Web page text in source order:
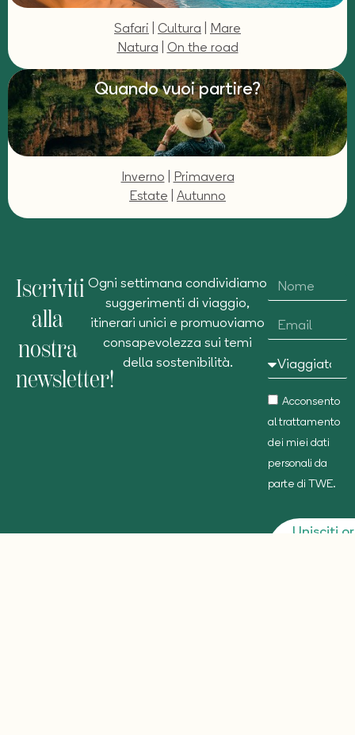
Safari Cultura
Mare
Natura
On the road
Quando vuoi partire?
Inverno
Primavera
Estate
Autunno
Iscriviti
alla
nostra
newsletter!
Ogni settimana condividiamo
suggerimenti di viaggio,
itinerari unici e promuoviamo
consapevolezza sui temi
della sostenibilità.
Acconsento
al trattamento
dei miei dati
personali da
parte di TWE.
Unisciti